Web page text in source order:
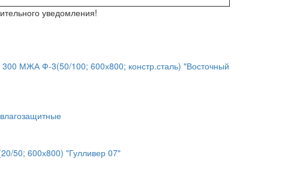
уведомления!
МЖА Ф-3(50/100; 600х800; констр.сталь) "Восточный
50; 600х800) "Гулливер 07"